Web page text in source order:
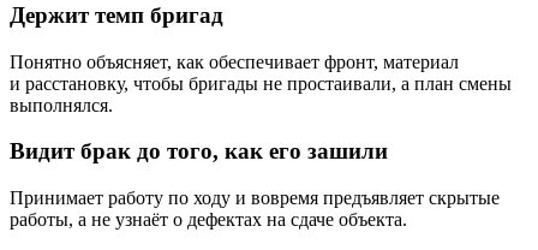
Держит темп бригад
Понятно объясняет, как обеспечивает фронт, материал
и расстановку, чтобы бригады не простаивали, а план смены
выполнялся.
Видит брак до того, как его зашили
Принимает работу по ходу и вовремя предъявляет скрытые
работы, а не узнаёт о дефектах на сдаче объекта.